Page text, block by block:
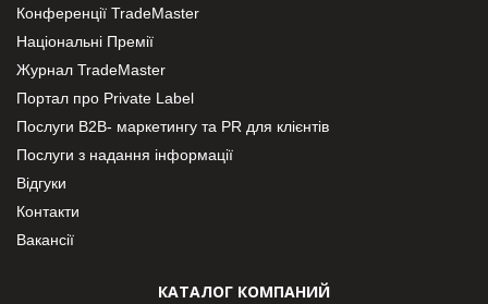
Конференції TradeMaster
Національні Премії
Журнал TradeMaster
Портал про Private Label
Послуги В2В- маркетингу та PR для клієнтів
Послуги з надання інформації
Відгуки
Контакти
Вакансії
КАТАЛОГ КОМПАНИЙ